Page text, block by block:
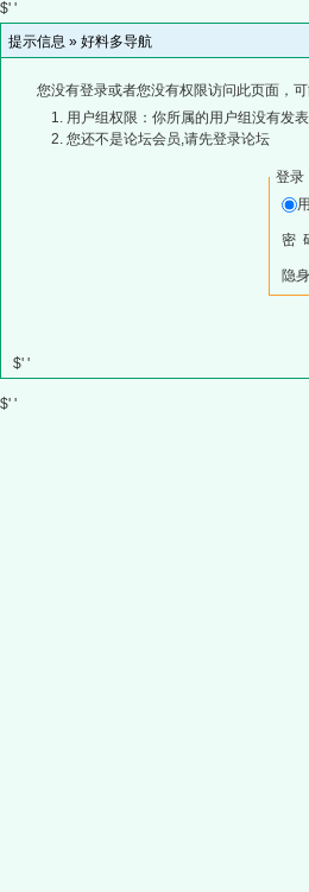
$' '
提示信息 » 好料多导航
您没有登录或者您没有权限访问此页面，
用户组权限：你所属的用户组没有发
您还不是论坛会员,请先登录论坛
登录
密
隐
$' '
$' '